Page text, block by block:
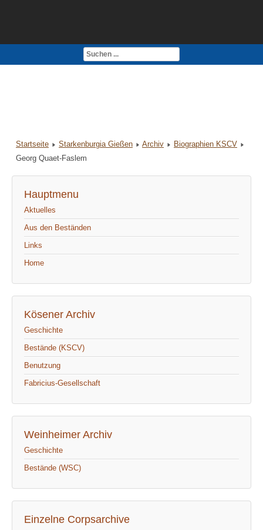
Impressum
Startseite Starkenburgia Gießen Archiv
Biographien KSCV
Georg Quaet-Faslem
Hauptmenu
Aktuelles
Aus den Beständen
Links
Home
Kösener Archiv
Geschichte
Bestände (KSCV)
Benutzung
Fabricius-Gesellschaft
Weinheimer Archiv
Geschichte
Bestände (WSC)
Einzelne Corpsarchive